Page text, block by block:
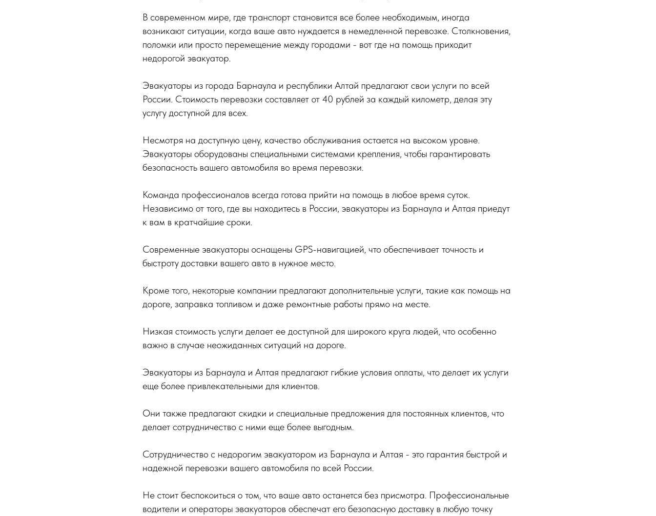
В современном мире, где транспорт становится все более необходимым, иногда
возникают ситуации, когда ваше авто нуждается в немедленной перевозке. Столкновения,
поломки или просто перемещение между городами - вот где на помощь приходит
недорогой эвакуатор.
Эвакуаторы из города Барнаула и республики Алтай предлагают свои услуги по всей
России. Стоимость перевозки составляет от 40 рублей за каждый километр, делая эту
услугу доступной для всех.
Несмотря на доступную цену, качество обслуживания остается на высоком уровне.
Эвакуаторы оборудованы специальными системами крепления, чтобы гарантировать
безопасность вашего автомобиля во время перевозки.
Команда профессионалов всегда готова прийти на помощь в любое время суток.
Независимо от того, где вы находитесь в России, эвакуаторы из Барнаула и Алтая приедут
к вам в кратчайшие сроки.
Современные эвакуаторы оснащены GPS-навигацией, что обеспечивает точность и
быстроту доставки вашего авто в нужное место.
Кроме того, некоторые компании предлагают дополнительные услуги, такие как помощь на
дороге, заправка топливом и даже ремонтные работы прямо на месте.
Низкая стоимость услуги делает ее доступной для широкого круга людей, что особенно
важно в случае неожиданных ситуаций на дороге.
Эвакуаторы из Барнаула и Алтая предлагают гибкие условия оплаты, что делает их услуги
еще более привлекательными для клиентов.
Они также предлагают скидки и специальные предложения для постоянных клиентов, что
делает сотрудничество с ними еще более выгодным.
Сотрудничество с недорогим эвакуатором из Барнаула и Алтая - это гарантия быстрой и
надежной перевозки вашего автомобиля по всей России.
Не стоит беспокоиться о том, что ваше авто останется без присмотра. Профессиональные
водители и операторы эвакуаторов обеспечат его безопасную доставку в любую точку